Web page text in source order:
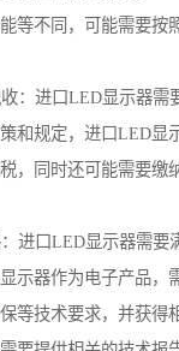
等不同，可能需要按
：进口LED显示器需
和规定，进口LED显
，同时还可能需要缴
进口LED显示器需要
示器作为电子产品，
等技术要求，并获得